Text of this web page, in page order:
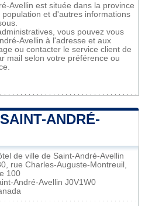
Avellin est située dans la province
et d'autres informations
vous pouvez vous
Avellin à l'adresse et aux
ou contacter le service client de
mail selon votre préférence ou
ANDRÉ-
de ville de Saint-André-Avellin
rue Charles-Auguste-Montreuil,
100
André-Avellin J0V1W0